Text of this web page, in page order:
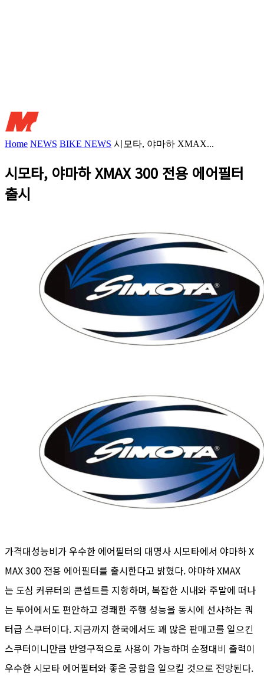
Home NEWS BIKE NEWS 시모타, 야마하 XMAX...
시모타, 야마하 XMAX 300 전용 에어필터
출시
가격대성능비가 우수한 에어필터의 대명사 시모타에서 야마하 X
MAX 300 전용 에어필터를 출시한다고 밝혔다. 야마하 XMAX
는 도심 커뮤터의 콘셉트를 지항하며, 복잡한 시내와 주말에 떠나
는 투어에서도 편안하고 경쾌한 주행 성능을 동시에 선사하는 쿼
터급 스쿠터이다. 지금까지 한국에서도 꽤 많은 판매고를 일으킨
스쿠터이니만큼 반영구적으로 사용이 가능하며 순정대비 출력이
우수한 시모타 에어필터와 좋은 궁합을 일으킬 것으로 전망된다.